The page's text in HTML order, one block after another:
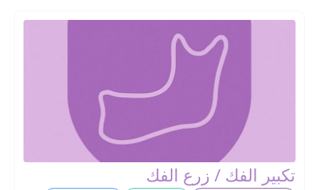
تكبير الفك / زرع الفك